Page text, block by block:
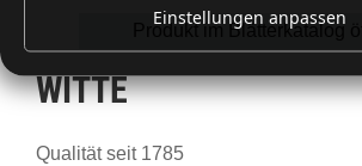
Produkt im Blätterkatalog
WITTE
Qualität seit 1785
Einstellungen anpassen